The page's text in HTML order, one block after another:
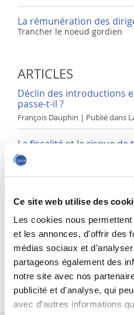
Ce site web utilise des
Les cookies nous
et les annonces, d'offrir des
médias sociaux et
partageons également des
notre site avec nos
publicité et d'analyse, qui
avec d'autres informations
La rémunération des
Trancher le noeud gordien
Accès au processus de
Le rôle préoccupant des
procuration
Quelques recommandations
Rémunération des
Payer pour la valeur ajoutée
Le vote consultatif sur la
dirigeants
Un pas en avant vers une
La place des femmes au
d’administration
Pour faire bouger les choses
ARTICLES
Déclin des introductions
passe-t-il ?
François Dauphin | Publié dans
La fiscalité et le risque
fleurons en étoiles filantes
François Dauphin | Commentaire
François Dauphin | Publié dans La
Accueillir de nouvelles
conseil d’administration
Alexandra Boivin et François